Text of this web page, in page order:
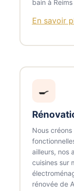
bain à
En savoir
🍳
Nous
ailleurs, nos
cuisines sur
rénovée de